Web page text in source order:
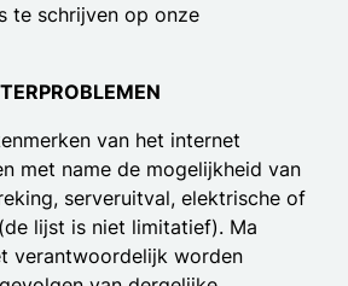
te schrijven op onze
van het internet
met name de mogelijkheid van
serveruitval, elektrische of
lijst is niet limitatief). Ma
verantwoordelijk worden